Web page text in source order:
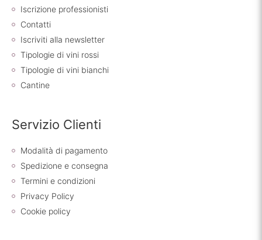
Iscrizione professionisti
Contatti
Iscriviti alla newsletter
Tipologie di vini rossi
Tipologie di vini bianchi
Cantine
Servizio Clienti
Modalità di pagamento
Spedizione e consegna
Termini e condizioni
Privacy Policy
Cookie policy